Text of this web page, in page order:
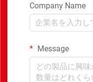
Company Name
Message